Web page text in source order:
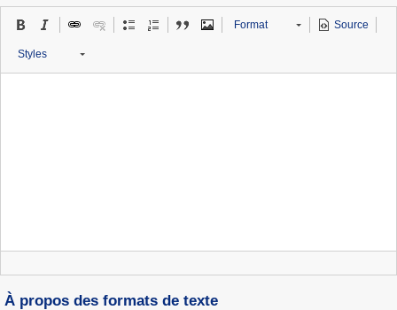
Format Source
Styles
À propos des formats de texte